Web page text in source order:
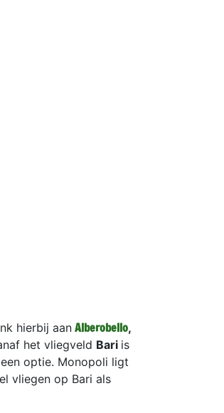
hierbij aan Alberobello,
het vliegveld Bari is
optie. Monopoli ligt
vliegen op Bari als